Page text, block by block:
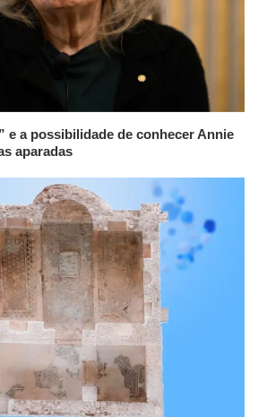
e a possibilidade de conhecer Annie
aparadas